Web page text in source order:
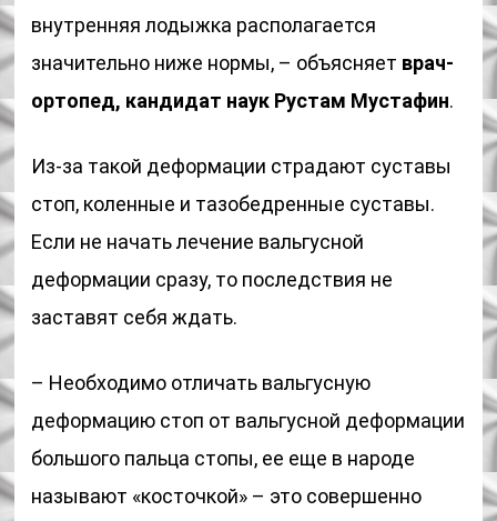
внутренняя лодыжка располагается
значительно ниже нормы, – объясняет врач-
ортопед, кандидат наук Рустам Мустафин.
Из-за такой деформации страдают суставы
стоп, коленные и тазобедренные суставы.
Если не начать лечение вальгусной
деформации сразу, то последствия не
заставят себя ждать.
– Необходимо отличать вальгусную
деформацию стоп от вальгусной деформации
большого пальца стопы, ее еще в народе
называют «косточкой» – это совершенно